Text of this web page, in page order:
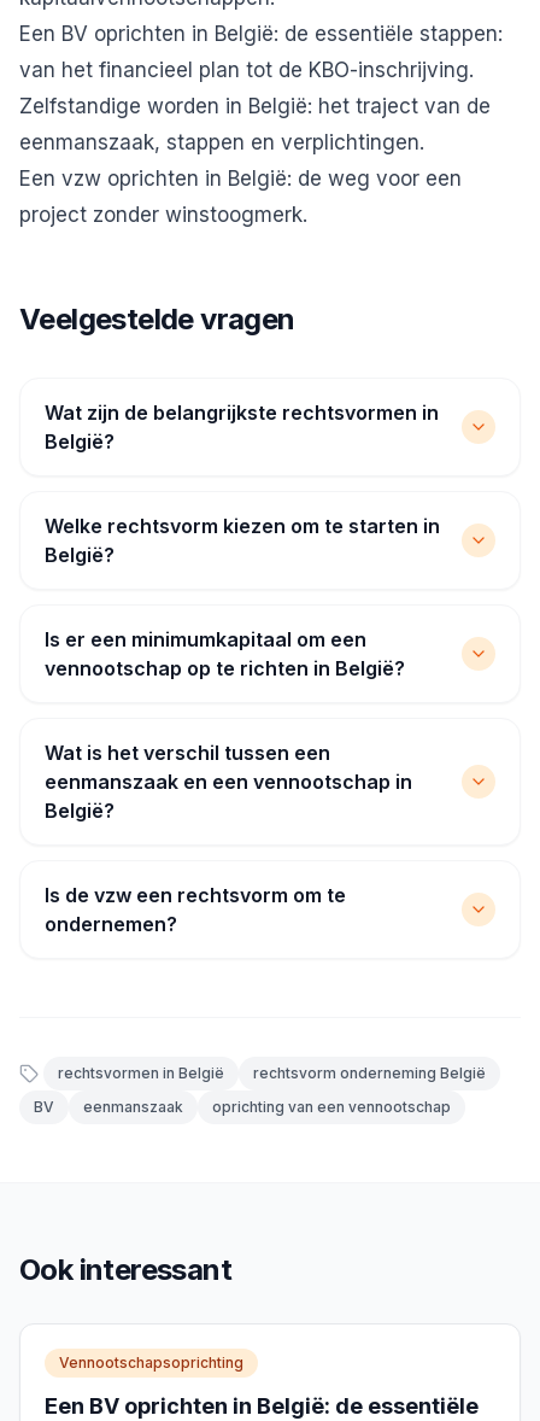
Een BV oprichten in België: de essentiële stappen:
van het financieel plan tot de KBO-inschrijving.
Zelfstandige worden in België: het traject van de
eenmanszaak, stappen en verplichtingen.
Een vzw oprichten in België: de weg voor een
project zonder winstoogmerk.
Veelgestelde vragen
Wat zijn de belangrijkste rechtsvormen in
België?
Welke rechtsvorm kiezen om te starten in
België?
Is er een minimumkapitaal om een
vennootschap op te richten in België?
Wat is het verschil tussen een
eenmanszaak en een vennootschap in
België?
Is de vzw een rechtsvorm om te
ondernemen?
rechtsvormen in België
rechtsvorm onderneming België
BV
eenmanszaak oprichting van een vennootschap
Ook interessant
Vennootschapsoprichting
Een BV oprichten in België: de essentiële